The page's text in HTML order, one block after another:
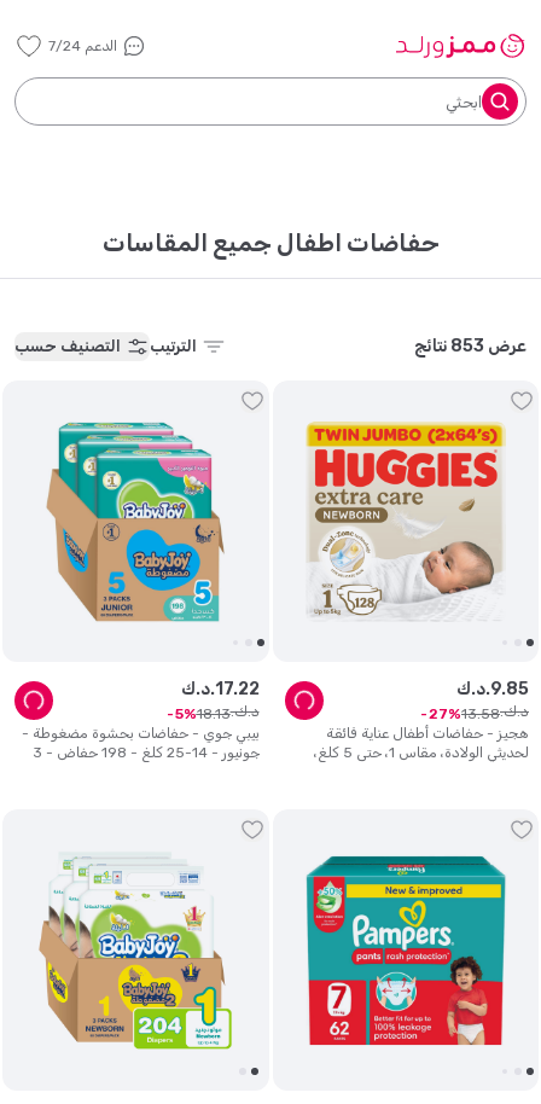
الدعم 7/24
ابحثي
حفاضات اطفال جميع المقاسات
عرض 853 نتائج الترتيب التصنيف حسب
هجيز - حفاضات أطفال عناية فائقة
لحديثي الولادة، مقاس 1، حتى 5 كلغ،
د.ك.9.85
د.ك. 13.58
27
بيبي جوي - حفاضات بحشوة مضغوطة -
جونيور - 14-25 كلغ - 198 حفاض - 3
د.ك.17.22
د.ك. 18.13
5